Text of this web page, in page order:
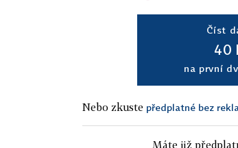
Číst
40
na první
Nebo zkuste předplatné bez
Máte již